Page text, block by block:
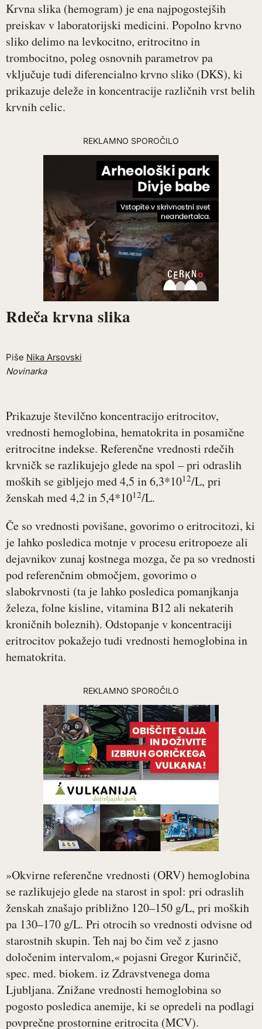
Krvna slika (hemogram) je ena najpogostejših
preiskav v laboratorijski medicini. Popolno krvno
sliko delimo na levkocitno, eritrocitno in
trombocitno, poleg osnovnih parametrov pa
vključuje tudi diferencialno krvno sliko (DKS), ki
prikazuje deleže in koncentracije različnih vrst belih
krvnih celic.
REKLAMNO SPOROČILO
Rdeča krvna slika
Piše Nika Arsovski
Novinarka
Prikazuje številčno koncentracijo eritrocitov,
vrednosti hemoglobina, hematokrita in posamične
eritrocitne indekse. Referenčne vrednosti rdečih
krvničk se razlikujejo glede na spol – pri odraslih
moških se gibljejo med 4,5 in 6,3*1012/L, pri
ženskah med 4,2 in 5,4*1012/L.
Če so vrednosti povišane, govorimo o eritrocitozi, ki
je lahko posledica motnje v procesu eritropoeze ali
dejavnikov zunaj kostnega mozga, če pa so vrednosti
pod referenčnim območjem, govorimo o
slabokrvnosti (ta je lahko posledica pomanjkanja
železa, folne kisline, vitamina B12 ali nekaterih
kroničnih boleznih). Odstopanje v koncentraciji
eritrocitov pokažejo tudi vrednosti hemoglobina in
hematokrita.
REKLAMNO SPOROČILO
»Okvirne referenčne vrednosti (ORV) hemoglobina
se razlikujejo glede na starost in spol: pri odraslih
ženskah znašajo približno 120–150 g/L, pri moških
pa 130–170 g/L. Pri otrocih so vrednosti odvisne od
starostnih skupin. Teh naj bo čim več z jasno
določenim intervalom,« pojasni Gregor Kurinčič,
spec. med. biokem. iz Zdravstvenega doma
Ljubljana. Znižane vrednosti hemoglobina so
pogosto posledica anemije, ki se opredeli na podlagi
povprečne prostornine eritrocita (MCV).